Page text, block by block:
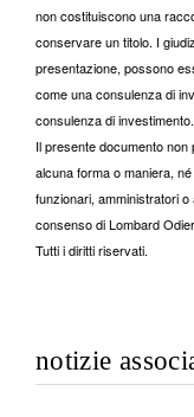
non costituiscono una
conservare un titolo. I
presentazione, possono
come una consulenza di
consulenza di investimento.
Il presente documento
alcuna forma o maniera,
funzionari, amministratori
consenso di Lombard
Tutti i diritti riservati.
notizie